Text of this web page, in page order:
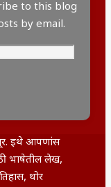
to this blog
by email.
सूर. इथे आपणांस
भाषेतील लेख,
थोर